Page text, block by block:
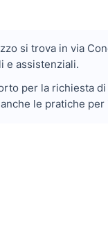
si trova in via
e assistenziali.
per la richiesta
le pratiche